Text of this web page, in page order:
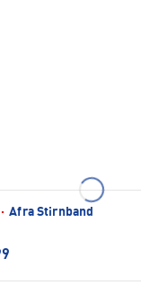
· Afra Stirnband